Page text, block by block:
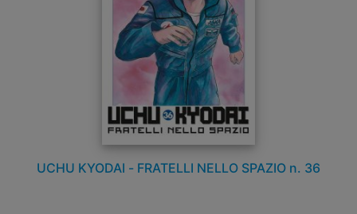
UCHU KYODAI - FRATELLI NELLO SPAZIO n. 36